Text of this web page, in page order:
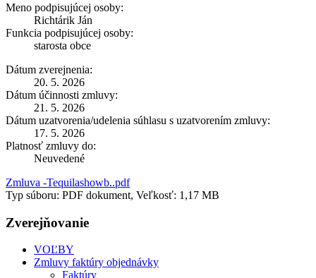
Meno podpisujúcej osoby:
Richtárik Ján
Funkcia podpisujúcej osoby:
starosta obce
Dátum zverejnenia:
20. 5. 2026
Dátum účinnosti zmluvy:
21. 5. 2026
Dátum uzatvorenia/udelenia súhlasu s uzatvorením zmluvy:
17. 5. 2026
Platnosť zmluvy do:
Neuvedené
Zmluva -Tequilashowb..pdf
Typ súboru: PDF dokument, Veľkosť: 1,17 MB
Zverejňovanie
VOĽBY
Zmluvy faktúry objednávky
Faktúry